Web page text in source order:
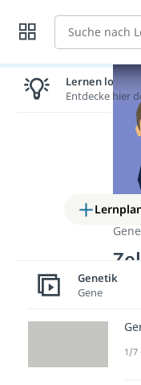
Suche
Lernen lohnt
Entdecke hier
Genetik
Gene
1/7